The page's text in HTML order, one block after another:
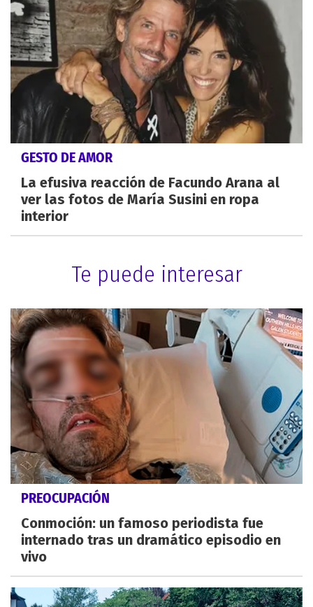
GESTO DE AMOR
La efusiva reacción de Facundo Arana al
ver las fotos de María Susini en ropa
interior
Te puede interesar
PREOCUPACIÓN
Conmoción: un famoso periodista fue
internado tras un dramático episodio en
vivo